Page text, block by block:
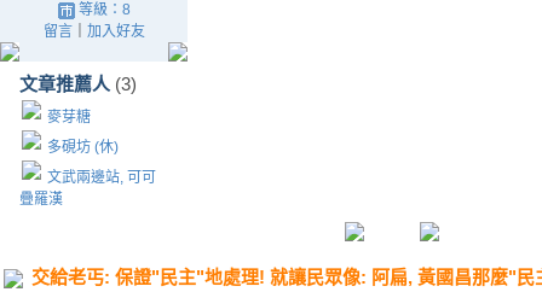
等級：8
留言｜ 加入好友
文章推薦人 (3)
麥芽糖
多硯坊 (休)
文武兩邊站, 可可
疊羅漢
交給老丐: 保證"民主"地處理! 就讓民眾像: 阿扁, 黃國昌那麼"